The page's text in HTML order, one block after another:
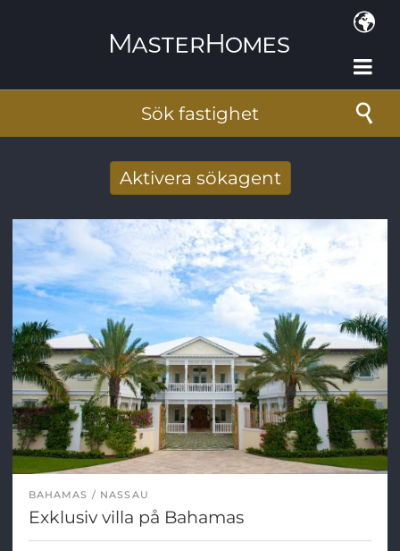
Sök fastighet
Aktivera sökagent
E-postadress*
BAHAMAS NASSAU
Exklusiv villa på Bahamas